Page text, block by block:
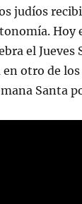
judíos
Hoy
el Jueves
otro de
Santa